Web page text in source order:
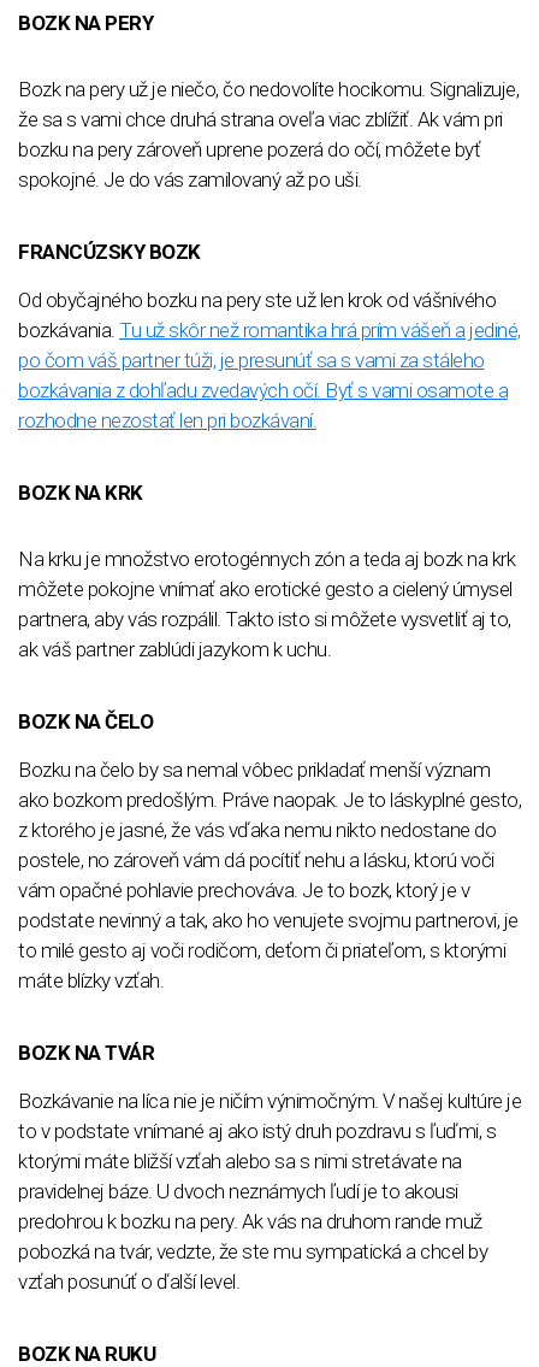
BOZK NA PERY
Bozk na pery už je niečo, čo nedovolíte hocikomu. Signalizuje,
že sa s vami chce druhá strana oveľa viac zblížiť. Ak vám pri
bozku na pery zároveň uprene pozerá do očí, môžete byť
spokojné. Je do vás zamilovaný až po uši.
FRANCÚZSKY BOZK
Od obyčajného bozku na pery ste už len krok od vášnivého
bozkávania. Tu už skôr než romantika hrá prím vášeň a jediné,
po čom váš partner túži, je presunúť sa s vami za stáleho
bozkávania z dohľadu zvedavých očí. Byť s vami osamote a
rozhodne nezostať len pri bozkávaní.
BOZK NA KRK
Na krku je množstvo erotogénnych zón a teda aj bozk na krk
môžete pokojne vnímať ako erotické gesto a cielený úmysel
partnera, aby vás rozpálil. Takto isto si môžete vysvetliť aj to,
ak váš partner zablúdi jazykom k uchu.
BOZK NA ČELO
Bozku na čelo by sa nemal vôbec prikladať menší význam
ako bozkom predošlým. Práve naopak. Je to láskyplné gesto,
z ktorého je jasné, že vás vďaka nemu nikto nedostane do
postele, no zároveň vám dá pocítiť nehu a lásku, ktorú voči
vám opačné pohlavie prechováva. Je to bozk, ktorý je v
podstate nevinný a tak, ako ho venujete svojmu partnerovi, je
to milé gesto aj voči rodičom, deťom či priateľom, s ktorými
máte blízky vzťah.
BOZK NA TVÁR
Bozkávanie na líca nie je ničím výnimočným. V našej kultúre je
to v podstate vnímané aj ako istý druh pozdravu s ľuďmi, s
ktorými máte bližší vzťah alebo sa s nimi stretávate na
pravidelnej báze. U dvoch neznámych ľudí je to akousi
predohrou k bozku na pery. Ak vás na druhom rande muž
pobozká na tvár, vedzte, že ste mu sympatická a chcel by
vzťah posunúť o ďalší level.
BOZK NA RUKU